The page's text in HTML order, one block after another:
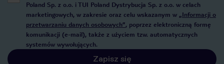
Poland Sp. z o.o. i TUI Poland Dystrybucja Sp. z o.o. w celach
marketingowych, w zakresie oraz celu wskazanym w „Informacji o
przetwarzaniu danych osobowych”, poprzez elektroniczną formę
komunikacji (e-mail), także z użyciem tzw. automatycznych
systemów wywołujących.
Zapisz się